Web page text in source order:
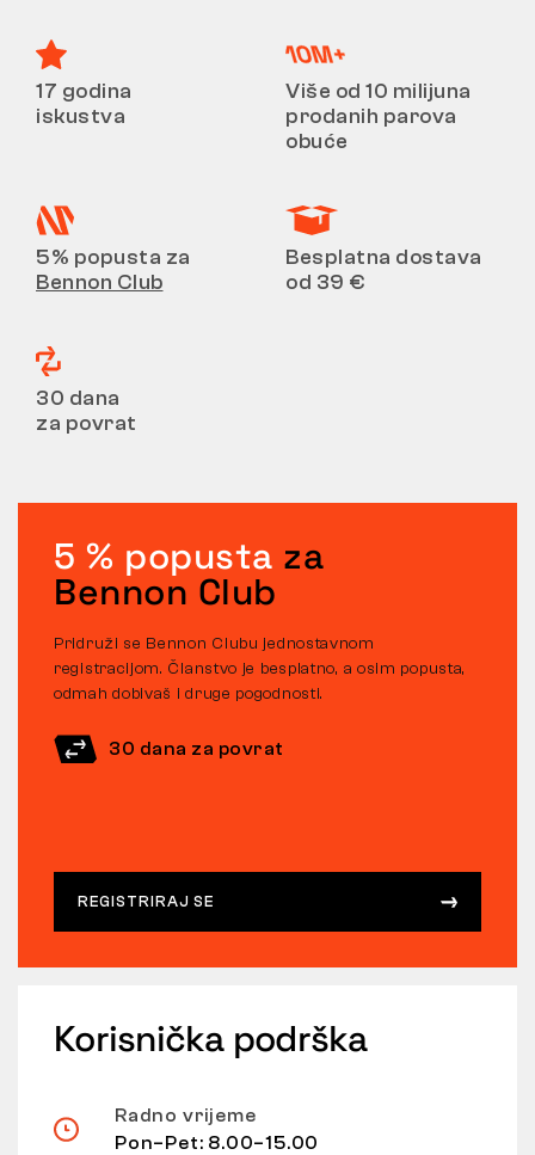
17 godina
iskustva
Više od 10 milijuna
prodanih parova
obuće
5% popusta za
Bennon Club
Besplatna dostava
od 39 €
30 dana
za povrat
5 % popusta za
Bennon Club
Pridruži se Bennon Clubu jednostavnom
registracijom. Članstvo je besplatno, a osim popusta,
odmah dobivaš i druge pogodnosti.
30 dana za povrat
REGISTRIRAJ SE
Korisnička podrška
Radno vrijeme
Pon–Pet: 8.00–15.00